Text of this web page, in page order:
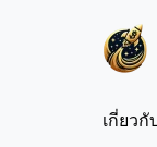
เกี่ยวกั